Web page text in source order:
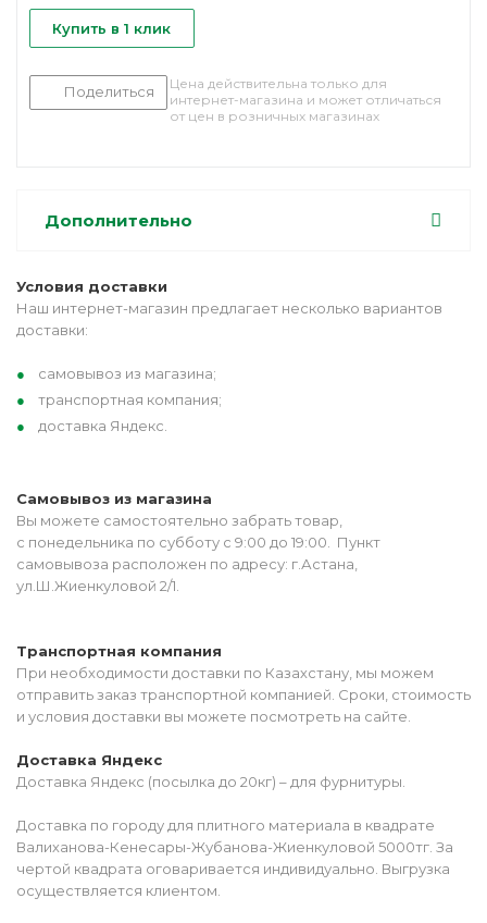
Купить в 1 клик
Поделиться
Цена действительна только для
интернет-магазина и может отличаться
от цен в розничных магазинах
Дополнительно
Условия доставки
Наш интернет-магазин предлагает несколько вариантов
доставки:
самовывоз из магазина;
транспортная компания;
доставка Яндекс.
Самовывоз из магазина
Вы можете самостоятельно забрать товар,
с понедельника по субботу с 9:00 до 19:00. Пункт
самовывоза расположен по адресу: г.Астана,
ул.Ш.Жиенкуловой 2/1.
Транспортная компания
При необходимости доставки по Казахстану, мы можем
отправить заказ транспортной компанией. Сроки, стоимость
и условия доставки вы можете посмотреть на сайте.
Доставка Яндекс
Доставка Яндекс (посылка до 20кг) – для фурнитуры.
Доставка по городу для плитного материала в квадрате
Валиханова-Кенесары-Жубанова-Жиенкуловой 5000тг. За
чертой квадрата оговаривается индивидуально. Выгрузка
осуществляется клиентом.